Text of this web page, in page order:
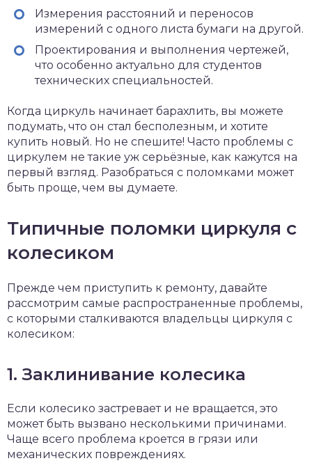
Измерения расстояний и переносов
измерений с одного листа бумаги на другой.
Проектирования и выполнения чертежей,
что особенно актуально для студентов
технических специальностей.
Когда циркуль начинает барахлить, вы можете
подумать, что он стал бесполезным, и хотите
купить новый. Но не спешите! Часто проблемы с
циркулем не такие уж серьёзные, как кажутся на
первый взгляд. Разобраться с поломками может
быть проще, чем вы думаете.
Типичные поломки циркуля с
колесиком
Прежде чем приступить к ремонту, давайте
рассмотрим самые распространенные проблемы,
с которыми сталкиваются владельцы циркуля с
колесиком:
1. Заклинивание колесика
Если колесико застревает и не вращается, это
может быть вызвано несколькими причинами.
Чаще всего проблема кроется в грязи или
механических повреждениях.